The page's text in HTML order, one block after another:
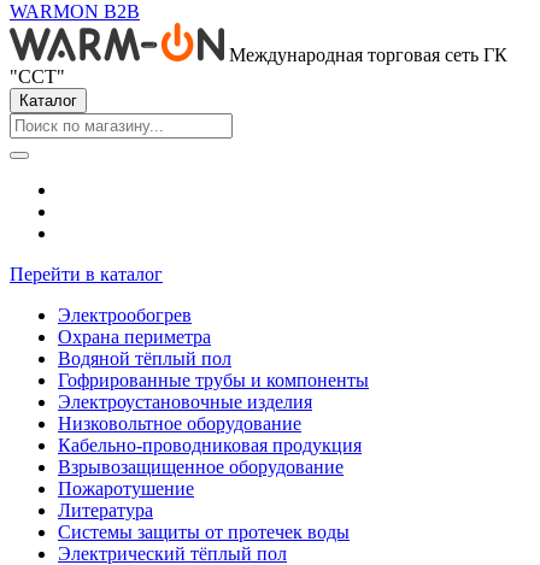
WARMON B2B
Международная торговая сеть ГК
"ССТ"
Каталог
Перейти в каталог
Электрообогрев
Охрана периметра
Водяной тёплый пол
Гофрированные трубы и компоненты
Электроустановочные изделия
Низковольтное оборудование
Кабельно-проводниковая продукция
Взрывозащищенное оборудование
Пожаротушение
Литература
Системы защиты от протечек воды
Электрический тёплый пол